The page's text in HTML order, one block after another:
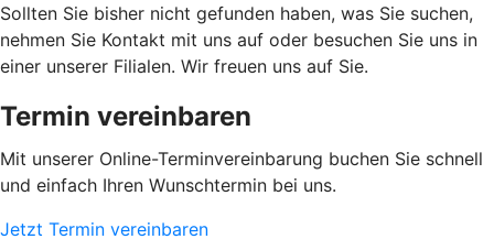
Sollten Sie bisher nicht gefunden haben, was Sie suchen,
nehmen Sie Kontakt mit uns auf oder besuchen Sie uns in
einer unserer Filialen. Wir freuen uns auf Sie.
Termin vereinbaren
Mit unserer Online-Terminvereinbarung buchen Sie schnell
und einfach Ihren Wunschtermin bei uns.
Jetzt Termin vereinbaren